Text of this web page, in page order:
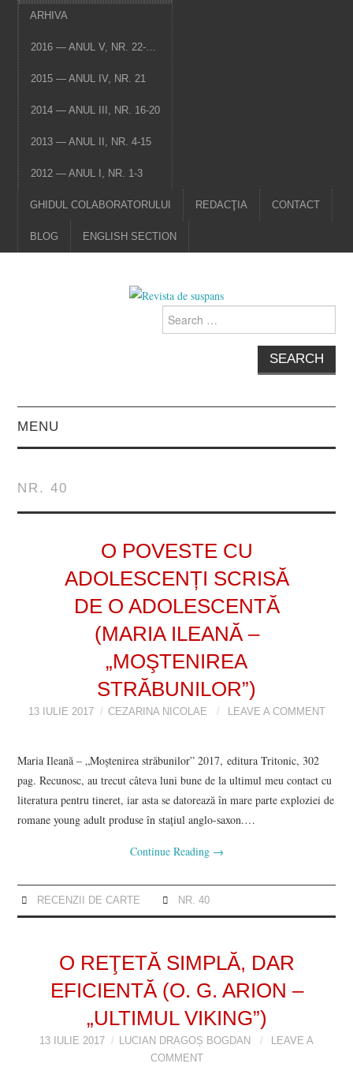
ARHIVA
2016 — ANUL V, NR. 22-…
2015 — ANUL IV, NR. 21
2014 — ANUL III, NR. 16-20
2013 — ANUL II, NR. 4-15
2012 — ANUL I, NR. 1-3
GHIDUL COLABORATORULUI REDACŢIA CONTACT
BLOG ENGLISH SECTION
Search
for:
MENU
POVESTIRI
NUVELE
FOILETON
FRAGMENT DE
ROMAN
VIZIUNI ȘI SPECTRE
CONTRAPAGINI
RECENZII DE CARTE
CRONICI DE FILM
INTERVIU
NR. 40
O POVESTE CU
ADOLESCENȚI SCRISĂ
DE O ADOLESCENTĂ
(MARIA ILEANĂ –
„MOŞTENIREA
STRĂBUNILOR”)
13 IULIE 2017 CEZARINA NICOLAE LEAVE A COMMENT
Maria Ileană – „Moştenirea străbunilor” 2017, editura Tritonic, 302
pag. Recunosc, au trecut câteva luni bune de la ultimul meu contact cu
literatura pentru tineret, iar asta se datorează în mare parte exploziei de
romane young adult produse în stațiul anglo-saxon.…
Continue Reading →
RECENZII DE CARTE NR. 40
O REŢETĂ SIMPLĂ, DAR
EFICIENTĂ (O. G. ARION –
„ULTIMUL VIKING”)
13 IULIE 2017 LUCIAN DRAGOȘ BOGDAN
LEAVE A
COMMENT